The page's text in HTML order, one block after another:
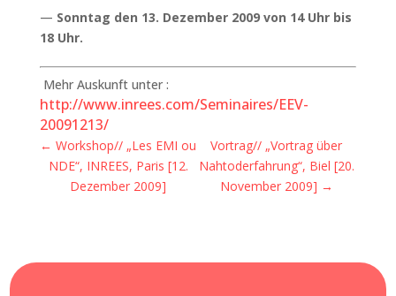
— Sonntag den 13. Dezember 2009 von 14 Uhr bis
18 Uhr.
Mehr Auskunft unter :
http://www.inrees.com/Seminaires/EEV-
20091213/
← Workshop// „Les EMI ou
NDE“, INREES, Paris [12.
Dezember 2009]
Vortrag// „Vortrag über
Nahtoderfahrung“, Biel [20.
November 2009] →